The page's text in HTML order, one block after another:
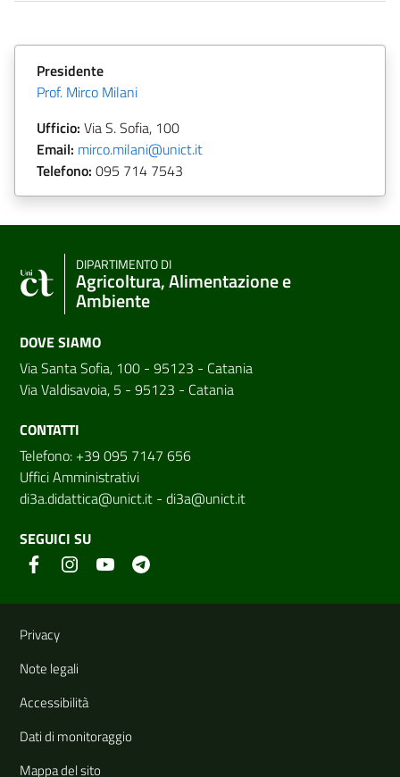
Presidente
Prof. Mirco Milani
Ufficio: Via S. Sofia, 100
Email: mirco.milani@unict.it
Telefono: 095 714 7543
DIPARTIMENTO DI
Agricoltura, Alimentazione e
Ambiente
DOVE SIAMO
Via Santa Sofia, 100 - 95123 - Catania
Via Valdisavoia, 5 - 95123 - Catania
CONTATTI
Telefono: +39 095 7147 656
Uffici Amministrativi
di3a.didattica@unict.it - di3a@unict.it
SEGUICI SU
Link e informazioni utili
Privacy
Note legali
Accessibilità
Dati di monitoraggio
Mappa del sito